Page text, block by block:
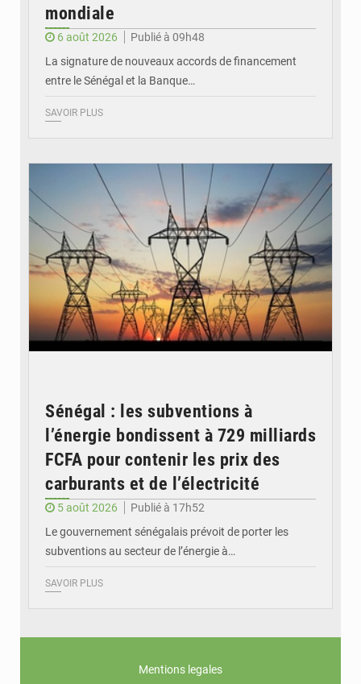
mondiale
6 août 2026
Publié à 09h48
La signature de nouveaux accords de financement
entre le Sénégal et la Banque…
SAVOIR PLUS
Sénégal : les subventions à
l’énergie bondissent à 729 milliards
FCFA pour contenir les prix des
carburants et de l’électricité
5 août 2026
Publié à 17h52
Le gouvernement sénégalais prévoit de porter les
subventions au secteur de l’énergie à…
SAVOIR PLUS
Mentions legales